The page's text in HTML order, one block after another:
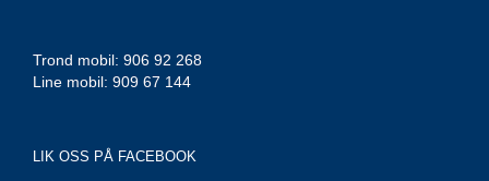
Trond mobil: 906 92 268
Line mobil: 909 67 144
LIK OSS PÅ FACEBOOK